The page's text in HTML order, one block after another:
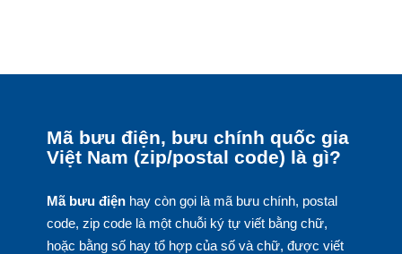
Mã bưu điện, bưu chính quốc gia
Việt Nam (zip/postal code) là gì?
Mã bưu điệnhay còn gọi là mã bưu chính, postal
code, zip code là một chuỗi ký tự viết bằng chữ,
hoặc bằng số hay tổ hợp của số và chữ, được viết